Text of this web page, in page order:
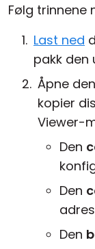
Følg trinnene
Last ned
pakk den
Åpne
kopier
Viewer-
Den
Den
Den